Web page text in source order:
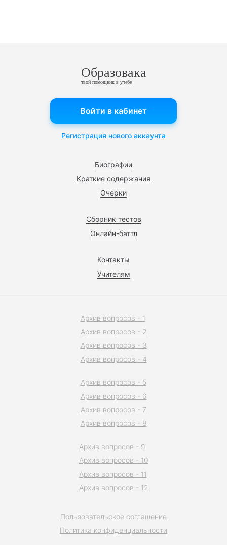
Образовака
твой помощник в учебе
Биографии
Краткие содержания
Очерки
Сборник тестов
Онлайн-баттл
Контакты
Учителям
Войти в кабинет
Регистрация нового аккаунта
Пользовательское соглашение
Политика конфиденциальности
Архив вопросов - 1
Архив вопросов - 2
Архив вопросов - 3
Архив вопросов - 4
Архив вопросов - 5
Архив вопросов - 6
Архив вопросов - 7
Архив вопросов - 8
Архив вопросов - 9
Архив вопросов - 10
Архив вопросов - 11
Архив вопросов - 12